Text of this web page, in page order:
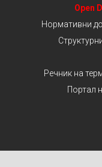
Open
Нормативни
Речник на
Портал